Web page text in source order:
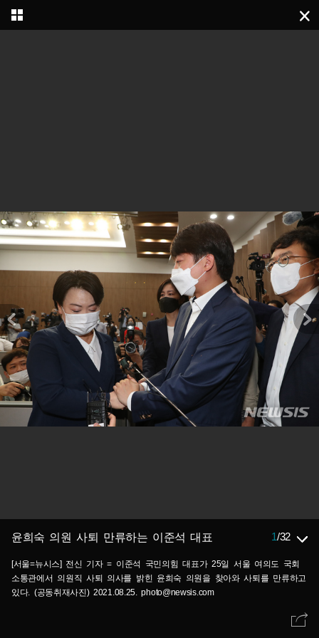
윤희숙 의원 사퇴 만류하는 이준석 대표 1/32
[서울=뉴시스] 전신 기자 = 이준석 국민의힘 대표가 25일 서울 여의도 국회
소통관에서 의원직 사퇴 의사를 밝힌 윤희숙 의원을 찾아와 사퇴를 만류하고
있다. (공동취재사진) 2021.08.25. photo@newsis.com